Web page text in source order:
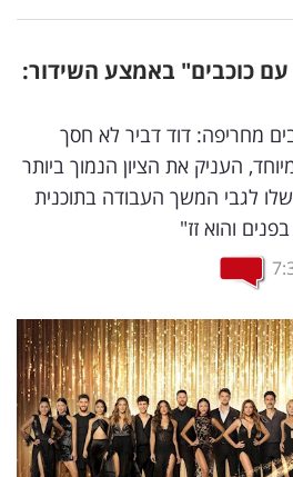
כוכבים" באמצע השידור:
מחריפה: דוד דביר לא חסך
העניק את הציון הנמוך ביותר
לגבי המשך העבודה בתוכנית
והוא זז"